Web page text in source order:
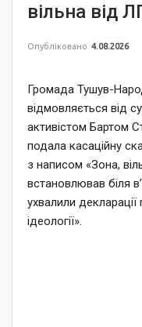
вільна від
Опубліковано 4.08.2026
Громада Тушув-
відмовляється від
активістом Бартом
подала касаційну
з написом «Зона,
встановлював біля
ухвалили
ідеології».